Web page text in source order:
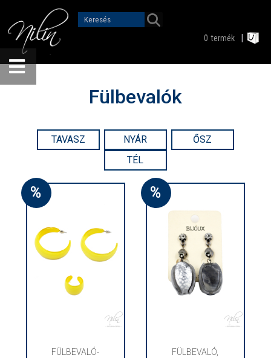
0 termék
Fülbevalók
TAVASZ NYÁR
ŐSZ
TÉL
%
FÜLBEVALÓ-
%
FÜLBEVALÓ,